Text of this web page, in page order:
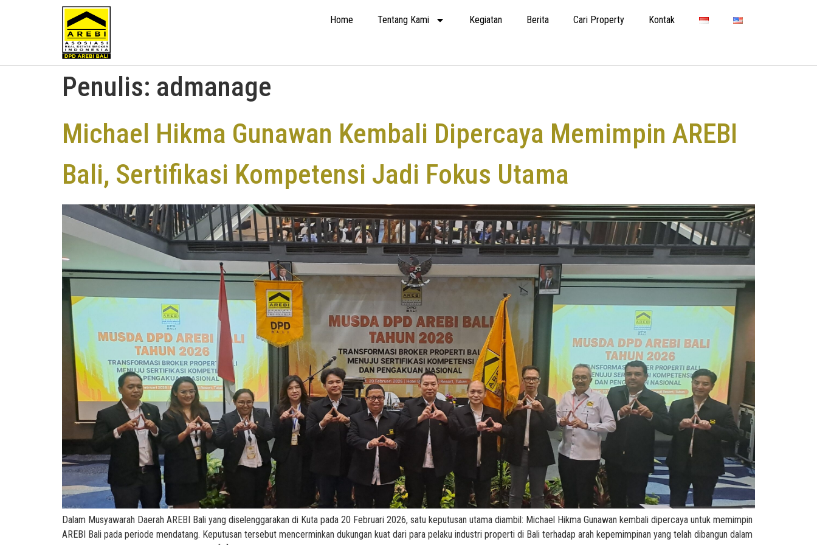
Home Tentang Kami Kegiatan Berita Cari Property Kontak
Penulis: admanage
Michael Hikma Gunawan Kembali Dipercaya Memimpin AREBI
Bali, Sertifikasi Kompetensi Jadi Fokus Utama
Dalam Musyawarah Daerah AREBI Bali yang diselenggarakan di Kuta pada 20 Februari 2026, satu keputusan utama diambil: Michael Hikma Gunawan kembali dipercaya untuk memimpin
AREBI Bali pada periode mendatang. Keputusan tersebut mencerminkan dukungan kuat dari para pelaku industri properti di Bali terhadap arah kepemimpinan yang telah dibangun dalam